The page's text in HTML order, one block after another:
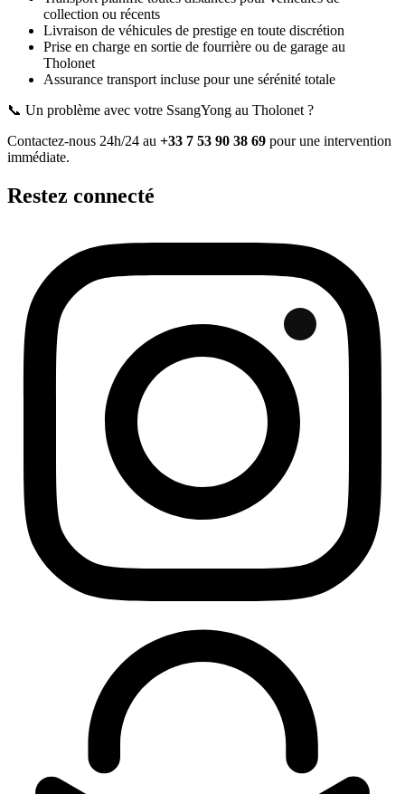
collection ou récents
Livraison de véhicules de prestige en toute discrétion
Prise en charge en sortie de fourrière ou de garage au
Tholonet
Assurance transport incluse pour une sérénité totale
📞 Un problème avec votre SsangYong au Tholonet ?
Contactez-nous 24h/24 au +33 7 53 90 38 69 pour une intervention
immédiate.
Restez connecté